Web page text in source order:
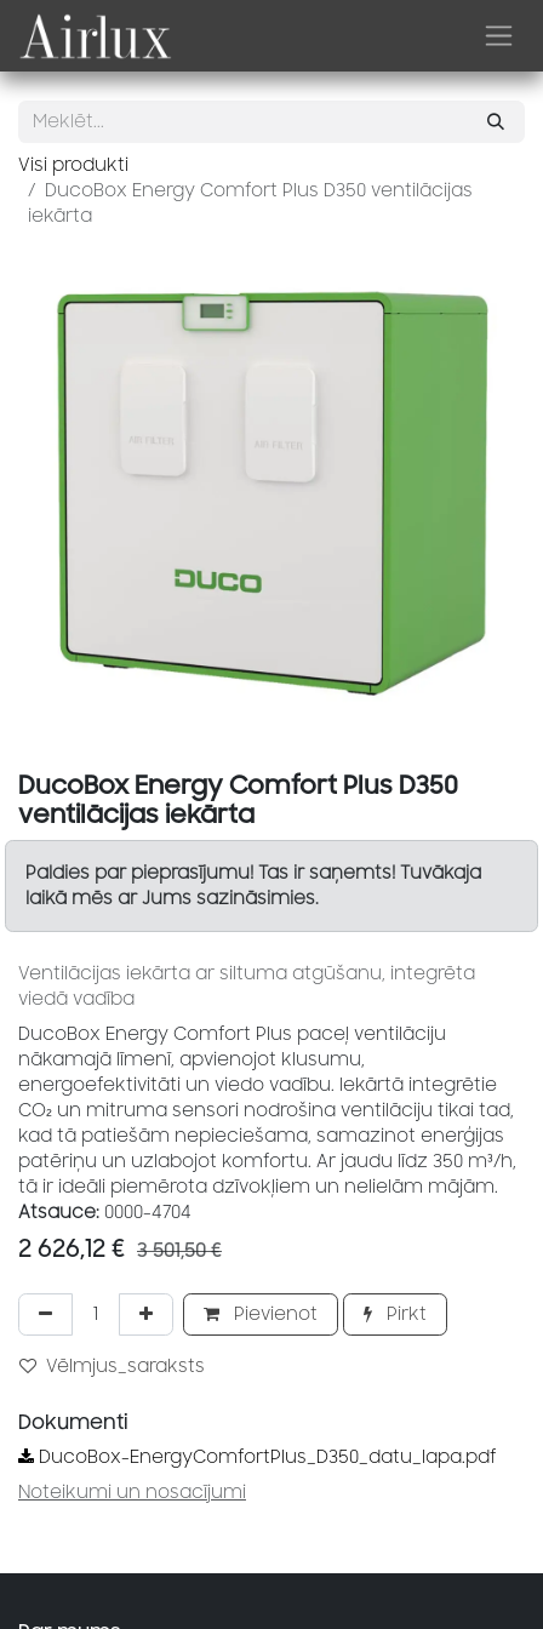
Skip to Content
Visi produkti
DucoBox Energy Comfort Plus D350 ventilācijas
iekārta
DucoBox Energy Comfort Plus D350
ventilācijas iekārta
Paldies par pieprasījumu! Tas ir saņemts! Tuvākaja
laikā mēs ar Jums sazināsimies.
Ventilācijas iekārta ar siltuma atgūšanu, integrēta
viedā vadība
DucoBox Energy Comfort Plus paceļ ventilāciju
nākamajā līmenī, apvienojot klusumu,
energoefektivitāti un viedo vadību. Iekārtā integrētie
CO₂ un mitruma sensori nodrošina ventilāciju tikai tad,
kad tā patiešām nepieciešama, samazinot enerģijas
patēriņu un uzlabojot komfortu. Ar jaudu līdz 350 m³/h,
tā ir ideāli piemērota dzīvokļiem un nelielām mājām.
Atsauce: 0000-4704
2 626,12 € 3 501,50€
Pievienot Pirkt
Vēlmjus_saraksts
Dokumenti
DucoBox-EnergyComfortPlus_D350_datu_lapa.pdf
Noteikumi un nosacījumi